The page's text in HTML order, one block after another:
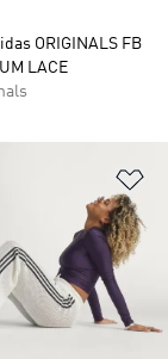
ORIGINALS FB
LACE